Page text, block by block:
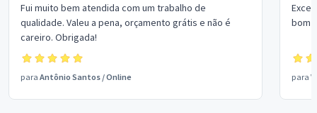
Fui muito bem atendida com um trabalho de
qualidade. Valeu a pena, orçamento grátis e não é
careiro. Obrigada!
para Antônio Santos /Online
bom
para